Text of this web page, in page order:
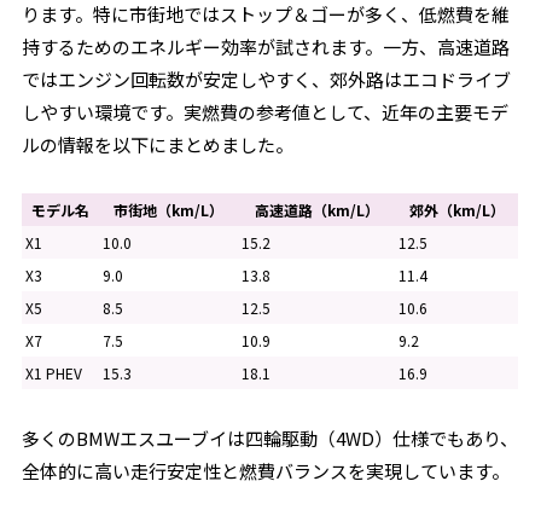
ります。特に市街地ではストップ＆ゴーが多く、低燃費を維
持するためのエネルギー効率が試されます。一方、高速道路
ではエンジン回転数が安定しやすく、郊外路はエコドライブ
しやすい環境です。実燃費の参考値として、近年の主要モデ
ルの情報を以下にまとめました。
モデル名 市街地（km/L） 高速道路（km/L）
郊外（km/L）
X1
10.0 15.2
12.5
X3
9.0 13.8
11.4
X5
8.5 12.5
10.6
X7
7.5 10.9
9.2
X1 PHEV
15.3 18.1 16.9
多くのBMWエスユーブイは四輪駆動（4WD）仕様でもあり、
全体的に高い走行安定性と燃費バランスを実現しています。